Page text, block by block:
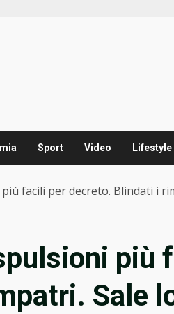
Sport Video Lifestyle
facili per decreto. Blindati i
più
Sale